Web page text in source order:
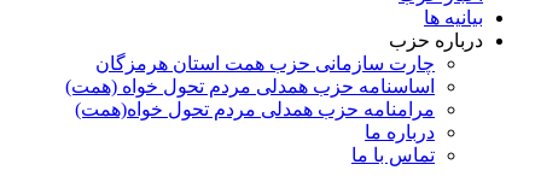
بیانیه ها
درباره حزب
چارت سازمانی حزب همت استان هرمزگان
اساسنامه حزب همدلی مردم تحول خواه (همت)
مرامنامه حزب همدلی مردم تحول خواه(همت)
درباره ما
تماس با ما